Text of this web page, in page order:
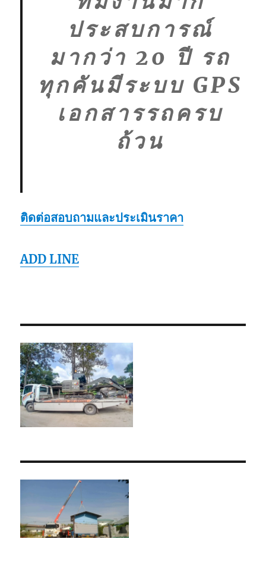
ประสบการณ์
มากว่า 20 ปี รถ
ทุกคันมีระบบ GPS
เอกสารรถครบ
ถ้วน
ติดต่อสอบถามและประเมินราคา
ADD LINE